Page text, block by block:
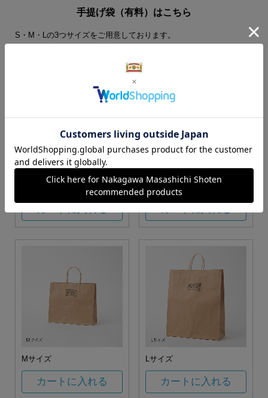
手提げ袋（有料）はこちら
S・M・Lの3つサイズをご用意しております。
S・M・Lサイズより当店に
Sサイズ
Mサイズ
カートに入れる
Lサイズ
カートに入れる